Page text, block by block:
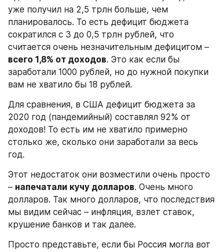
уже получил на 2,5 трлн больше, чем
планировалось. То есть дефицит бюджета
сократился с 3 до 0,5 трлн рублей, что
всего 1,8% от доходов. Это как если бы
заработали 1000 рублей, но до нужной покупки
вам не хватило бы 18 рублей.
Для сравнения, в США дефицит бюджета за
2020 год (пандемийный) составлял 92% от
доходов! То есть им не хватило примерно
столько же, сколько они заработали за весь
год.
Этот недостаток они возместили очень просто
– напечатали кучу долларов. Очень много
долларов. Так много долларов, что последствия
мы видим сейчас – инфляция, взлет ставок,
крушение банков и так далее.
Просто представьте, если бы Россия могла вот